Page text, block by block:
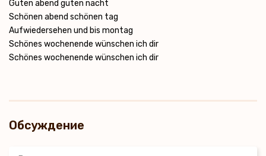
Guten abend guten nacht
Schönen abend schönen tag
Aufwiedersehen und bis montag
Schönes wochenende wünschen ich dir
Schönes wochenende wünschen ich dir
Обсуждение